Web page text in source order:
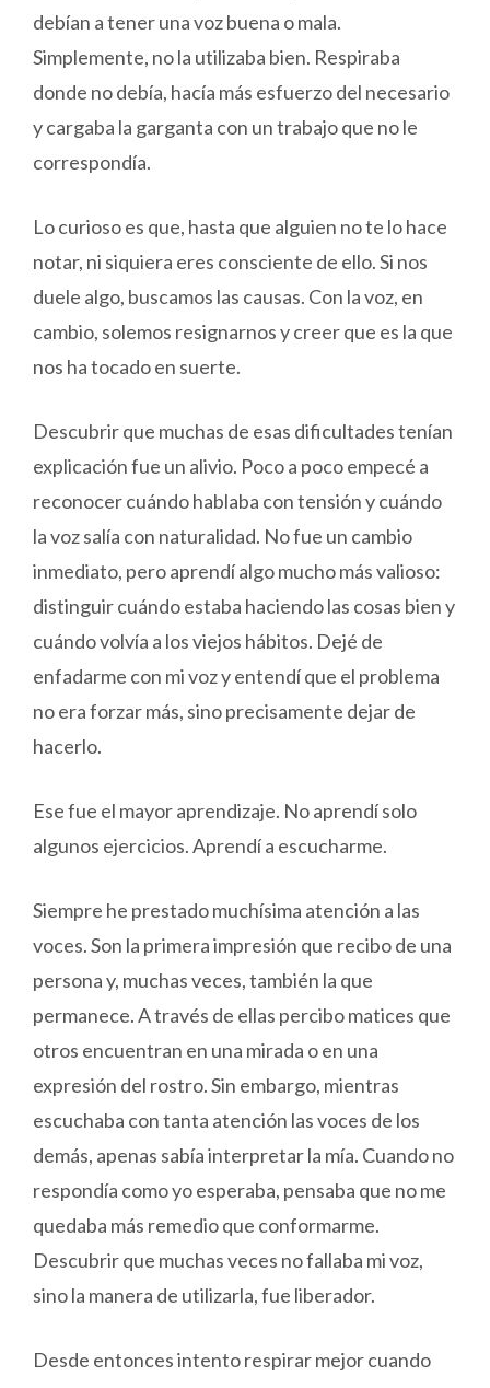
debían a tener una voz buena o mala.
Simplemente, no la utilizaba bien. Respiraba
donde no debía, hacía más esfuerzo del necesario
y cargaba la garganta con un trabajo que no le
correspondía.
Lo curioso es que, hasta que alguien no te lo hace
notar, ni siquiera eres consciente de ello. Si nos
duele algo, buscamos las causas. Con la voz, en
cambio, solemos resignarnos y creer que es la que
nos ha tocado en suerte.
Descubrir que muchas de esas dificultades tenían
explicación fue un alivio. Poco a poco empecé a
reconocer cuándo hablaba con tensión y cuándo
la voz salía con naturalidad. No fue un cambio
inmediato, pero aprendí algo mucho más valioso:
distinguir cuándo estaba haciendo las cosas bien y
cuándo volvía a los viejos hábitos. Dejé de
enfadarme con mi voz y entendí que el problema
no era forzar más, sino precisamente dejar de
hacerlo.
Ese fue el mayor aprendizaje. No aprendí solo
algunos ejercicios. Aprendí a escucharme.
Siempre he prestado muchísima atención a las
voces. Son la primera impresión que recibo de una
persona y, muchas veces, también la que
permanece. A través de ellas percibo matices que
otros encuentran en una mirada o en una
expresión del rostro. Sin embargo, mientras
escuchaba con tanta atención las voces de los
demás, apenas sabía interpretar la mía. Cuando no
respondía como yo esperaba, pensaba que no me
quedaba más remedio que conformarme.
Descubrir que muchas veces no fallaba mi voz,
sino la manera de utilizarla, fue liberador.
Desde entonces intento respirar mejor cuando